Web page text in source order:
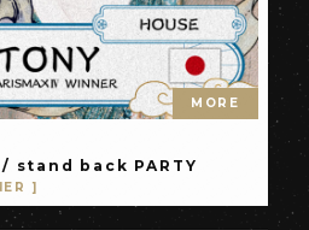
MORE
/ stand back PARTY
]